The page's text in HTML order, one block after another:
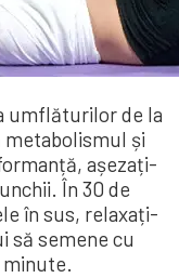
umflăturilor de la
și
așezați-
În 30 de
în sus, relaxați-
să semene cu